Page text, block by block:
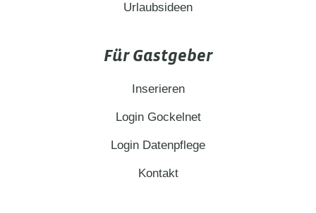
Urlaubsideen
Für Gastgeber
Inserieren
Login Gockelnet
Login Datenpflege
Kontakt